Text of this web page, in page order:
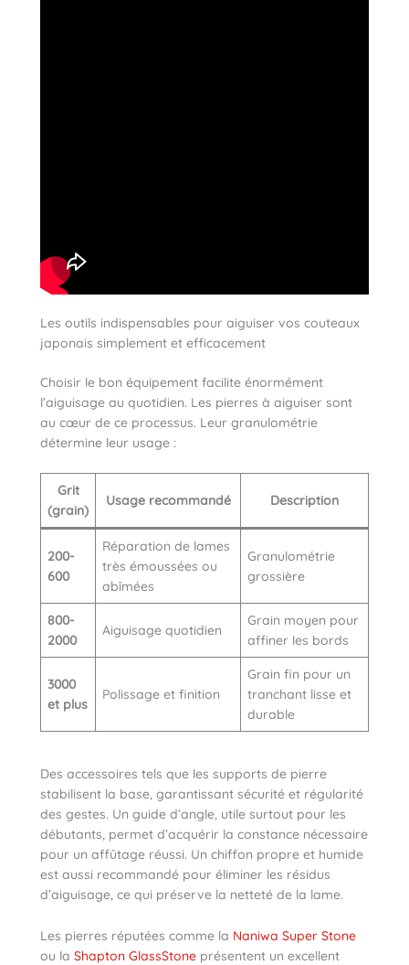
Les outils indispensables pour aiguiser vos couteaux
japonais simplement et efficacement
Choisir le bon équipement facilite énormément
l’aiguisage au quotidien. Les pierres à aiguiser sont
au cœur de ce processus. Leur granulométrie
détermine leur usage :
Grit
(grain)
Usage recommandé Description
200-
600
Réparation de lames
très émoussées ou
abîmées
Granulométrie
grossière
800-
2000
Aiguisage quotidien
Grain moyen pour
affiner les bords
3000
et plus
Polissage et finition
Grain fin pour un
tranchant lisse et
durable
Des accessoires tels que les supports de pierre
stabilisent la base, garantissant sécurité et régularité
des gestes. Un guide d’angle, utile surtout pour les
débutants, permet d’acquérir la constance nécessaire
pour un affûtage réussi. Un chiffon propre et humide
est aussi recommandé pour éliminer les résidus
d’aiguisage, ce qui préserve la netteté de la lame.
Les pierres réputées comme la Naniwa Super Stone
ou la Shapton GlassStone présentent un excellent